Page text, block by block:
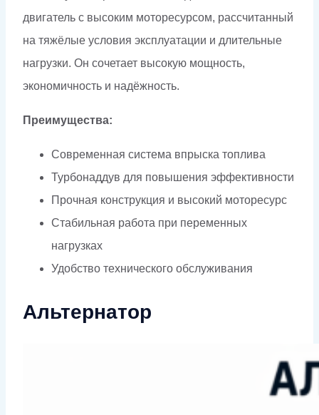
двигатель с высоким моторесурсом, рассчитанный
на тяжёлые условия эксплуатации и длительные
нагрузки. Он сочетает высокую мощность,
экономичность и надёжность.
Преимущества:
Современная система впрыска топлива
Турбонаддув для повышения эффективности
Прочная конструкция и высокий моторесурс
Стабильная работа при переменных
нагрузках
Удобство технического обслуживания
Альтернатор